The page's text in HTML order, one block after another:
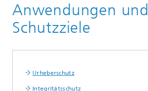
Anwendungen und Schutzziele
Anwendungen und
Schutzziele
Urheberschutz
Integritätsschutz